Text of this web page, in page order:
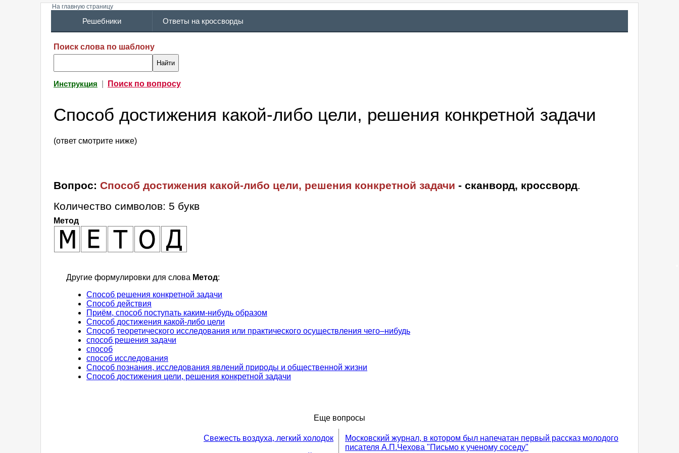
На главную страницу
Решебники Ответы на кроссворды
Поиск слова по шаблону
Инструкция Поиск по вопросу
Способ достижения какой-либо цели, решения конкретной задачи
(ответ смотрите ниже)
Вопрос: Способ достижения какой-либо цели, решения конкретной задачи - сканворд, кроссворд.
Количество символов: 5 букв
Метод
Другие формулировки для слова Метод:
Способ решения конкретной задачи
Способ действия
Приём, способ поступать каким-нибудь образом
Способ достижения какой-либо цели
Способ теоретического исследования или практического осуществления чего–нибудь
способ решения задачи
способ
способ исследования
Способ познания, исследования явлений пpиpоды и общественной жизни
Способ достижения цели, решения конкретной задачи
Еще вопросы
Свежесть воздуха, легкий холодок
Московский журнал, в котором был напечатан первый рассказ молодого
писателя А.П.Чехова "Письмо к ученому соседу"